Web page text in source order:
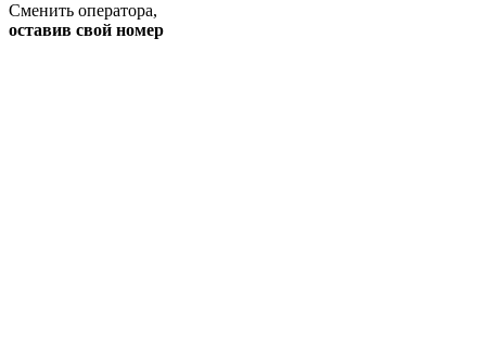
Сменить оператора,
оставив свой номер